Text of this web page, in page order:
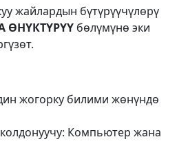
жайлардын бүтүрүүчүлөрү
ӨНҮКТҮРҮҮ бөлүмүнө эки
жогорку билими жөнүндө
Компьютер жана